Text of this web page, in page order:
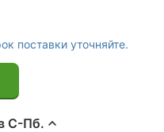
поставки уточняйте.
С-Пб.